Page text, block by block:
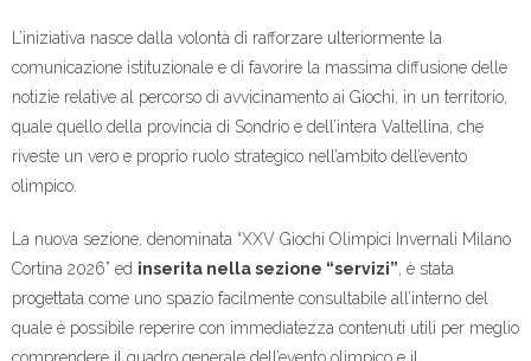
L’iniziativa nasce dalla volontà di rafforzare ulteriormente la
comunicazione istituzionale e di favorire la massima diffusione delle
notizie relative al percorso di avvicinamento ai Giochi, in un territorio,
quale quello della provincia di Sondrio e dell’intera Valtellina, che
riveste un vero e proprio ruolo strategico nell’ambito dell’evento
olimpico.
La nuova sezione, denominata “XXV Giochi Olimpici Invernali Milano
Cortina 2026” ed inserita nella sezione “servizi” , è stata
progettata come uno spazio facilmente consultabile all’interno del
quale è possibile reperire con immediatezza contenuti utili per meglio